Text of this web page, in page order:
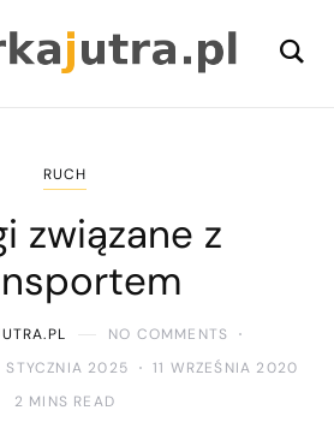
RUCH
związane z
NO COMMENTS
STYCZNIA 2025
11 WRZEŚNIA 2020
2 MINS READ